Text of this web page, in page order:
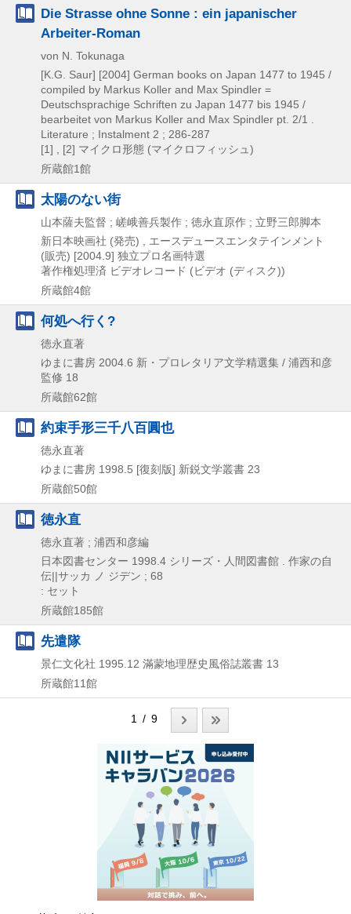
Die Strasse ohne Sonne : ein japanischer
Arbeiter-Roman
von N. Tokunaga
[K.G. Saur] [2004] German books on Japan 1477 to 1945 /
compiled by Markus Koller and Max Spindler =
Deutschsprachige Schriften zu Japan 1477 bis 1945 /
bearbeitet von Markus Koller and Max Spindler pt. 2/1 .
Literature ; Instalment 2 ; 286-287
[1] , [2] マイクロ形態 (マイクロフィッシュ)
所蔵館1館
太陽のない街
山本薩夫監督 ; 嵯峨善兵製作 ; 徳永直原作 ; 立野三郎脚本
新日本映画社 (発売) , エースデュースエンタテインメント
(販売) [2004.9] 独立プロ名画特選
著作権処理済 ビデオレコード (ビデオ (ディスク))
所蔵館4館
何処へ行く?
徳永直著
ゆまに書房 2004.6 新・プロレタリア文学精選集 / 浦西和彦
監修 18
所蔵館62館
約束手形三千八百圓也
徳永直著
ゆまに書房 1998.5 [復刻版] 新鋭文学叢書 23
所蔵館50館
徳永直
徳永直著 ; 浦西和彦編
日本図書センター 1998.4 シリーズ・人間図書館 . 作家の自
伝||サッカ ノ ジデン ; 68
: セット
所蔵館185館
先遣隊
景仁文化社 1995.12 滿蒙地理歴史風俗誌叢書 13
所蔵館11館
1 / 9